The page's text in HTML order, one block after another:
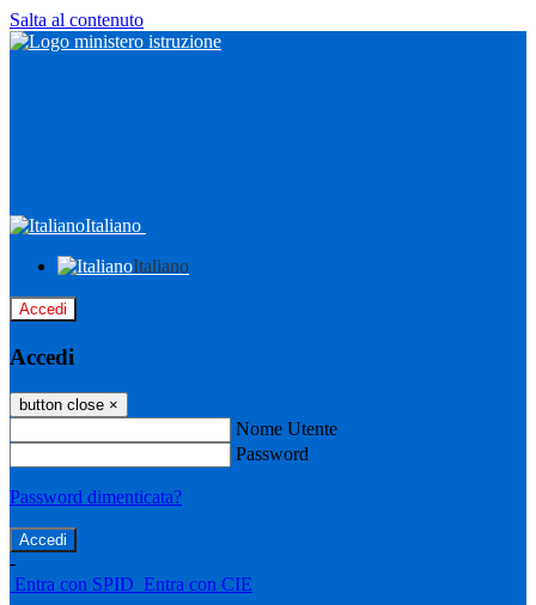
Salta al contenuto
Italiano
Italiano
Accedi
Accedi
button close ×
Nome Utente
Password
Password dimenticata?
-
Entra con SPID Entra con CIE